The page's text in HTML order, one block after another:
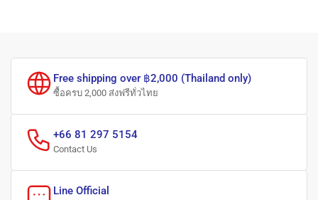
Free shipping over ฿2,000 (Thailand only)
ซื้อครบ 2,000 ส่งฟรีทั่วไทย
+66 81 297 5154
Contact Us
Line Official